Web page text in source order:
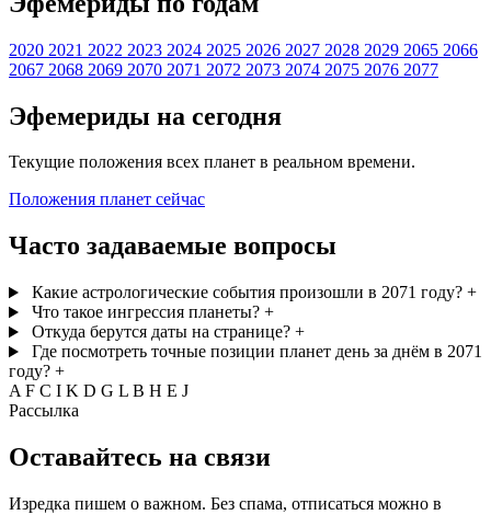
2020 2021 2022 2023 2024 2025 2026 2027 2028 2029 2065 2066
2067 2068 2069 2070 2071 2072 2073 2074 2075 2076 2077
Эфемериды на сегодня
Текущие положения всех планет в реальном времени.
Положения планет сейчас
Часто задаваемые вопросы
Какие астрологические события произошли в 2071 году? +
Что такое ингрессия планеты? +
Откуда берутся даты на странице? +
Где посмотреть точные позиции планет день за днём в 2071
году? +
A F C I K D G L B H E J
Рассылка
Оставайтесь на связи
Изредка пишем о важном. Без спама, отписаться можно в